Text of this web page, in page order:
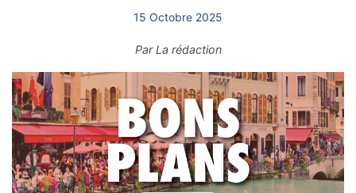
15 Octobre 2025
ParLa rédaction